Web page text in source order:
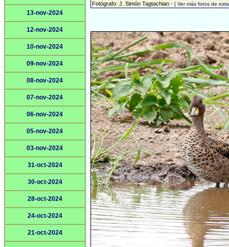
13-nov-2024
12-nov-2024
10-nov-2024
09-nov-2024
08-nov-2024
07-nov-2024
06-nov-2024
05-nov-2024
03-nov-2024
31-oct-2024
30-oct-2024
28-oct-2024
24-oct-2024
21-oct-2024
Fotógrafo: J. Simón Tagtachian - [ Ver más fotos de